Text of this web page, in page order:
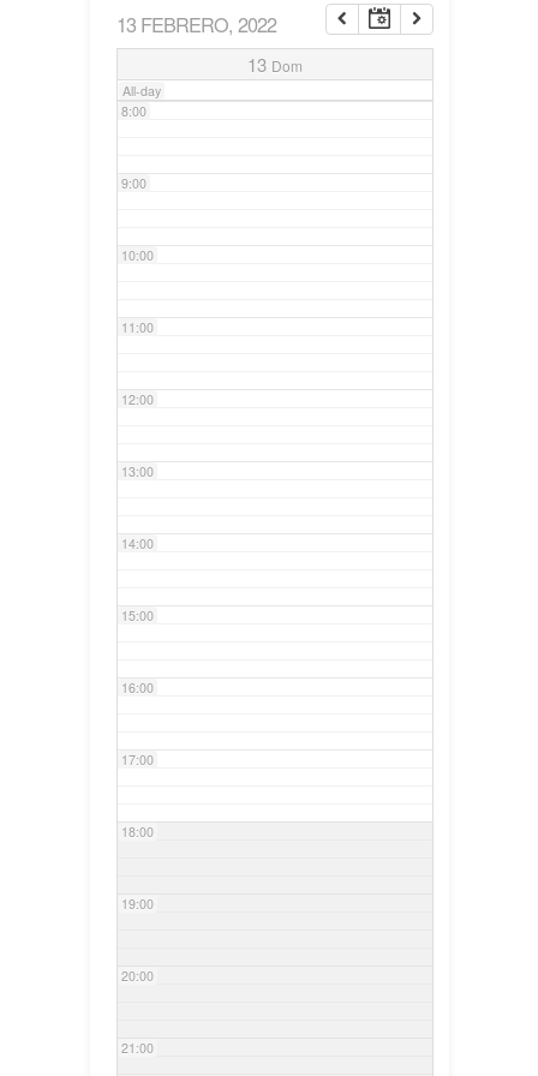
13 FEBRERO, 2022
13 Dom
All-day
7:00
8:00
9:00
10:00
11:00
12:00
13:00
14:00
15:00
16:00
17:00
18:00
19:00
20:00
21:00